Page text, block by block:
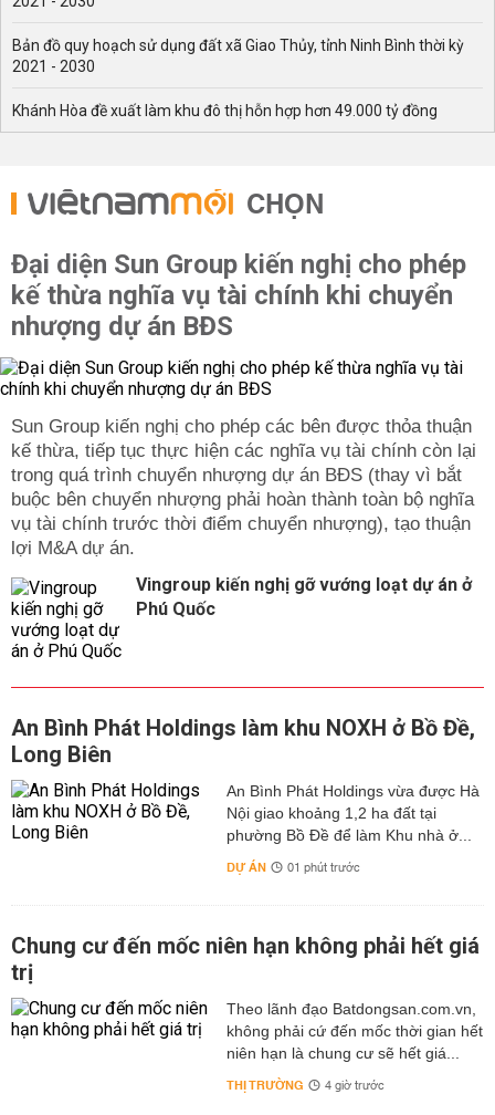
Bản đồ quy hoạch sử dụng đất xã Giao Thủy, tỉnh Ninh Bình thời kỳ
2021 - 2030
Khánh Hòa đề xuất làm khu đô thị hỗn hợp hơn 49.000 tỷ đồng
CHỌN
Đại diện Sun Group kiến nghị cho phép
kế thừa nghĩa vụ tài chính khi chuyển
nhượng dự án BĐS
Sun Group kiến nghị cho phép các bên được thỏa thuận
kế thừa, tiếp tục thực hiện các nghĩa vụ tài chính còn lại
trong quá trình chuyển nhượng dự án BĐS (thay vì bắt
buộc bên chuyển nhượng phải hoàn thành toàn bộ nghĩa
vụ tài chính trước thời điểm chuyển nhượng), tạo thuận
lợi M&A dự án.
Vingroup kiến nghị gỡ vướng loạt dự án ở
Phú Quốc
An Bình Phát Holdings làm khu NOXH ở Bồ Đề,
Long Biên
An Bình Phát Holdings vừa được Hà
Nội giao khoảng 1,2 ha đất tại
phường Bồ Đề để làm Khu nhà ở...
DỰ ÁN 01 phút trước
Chung cư đến mốc niên hạn không phải hết giá
trị
Theo lãnh đạo Batdongsan.com.vn,
không phải cứ đến mốc thời gian hết
niên hạn là chung cư sẽ hết giá...
THỊ TRƯỜNG 4 giờ trước